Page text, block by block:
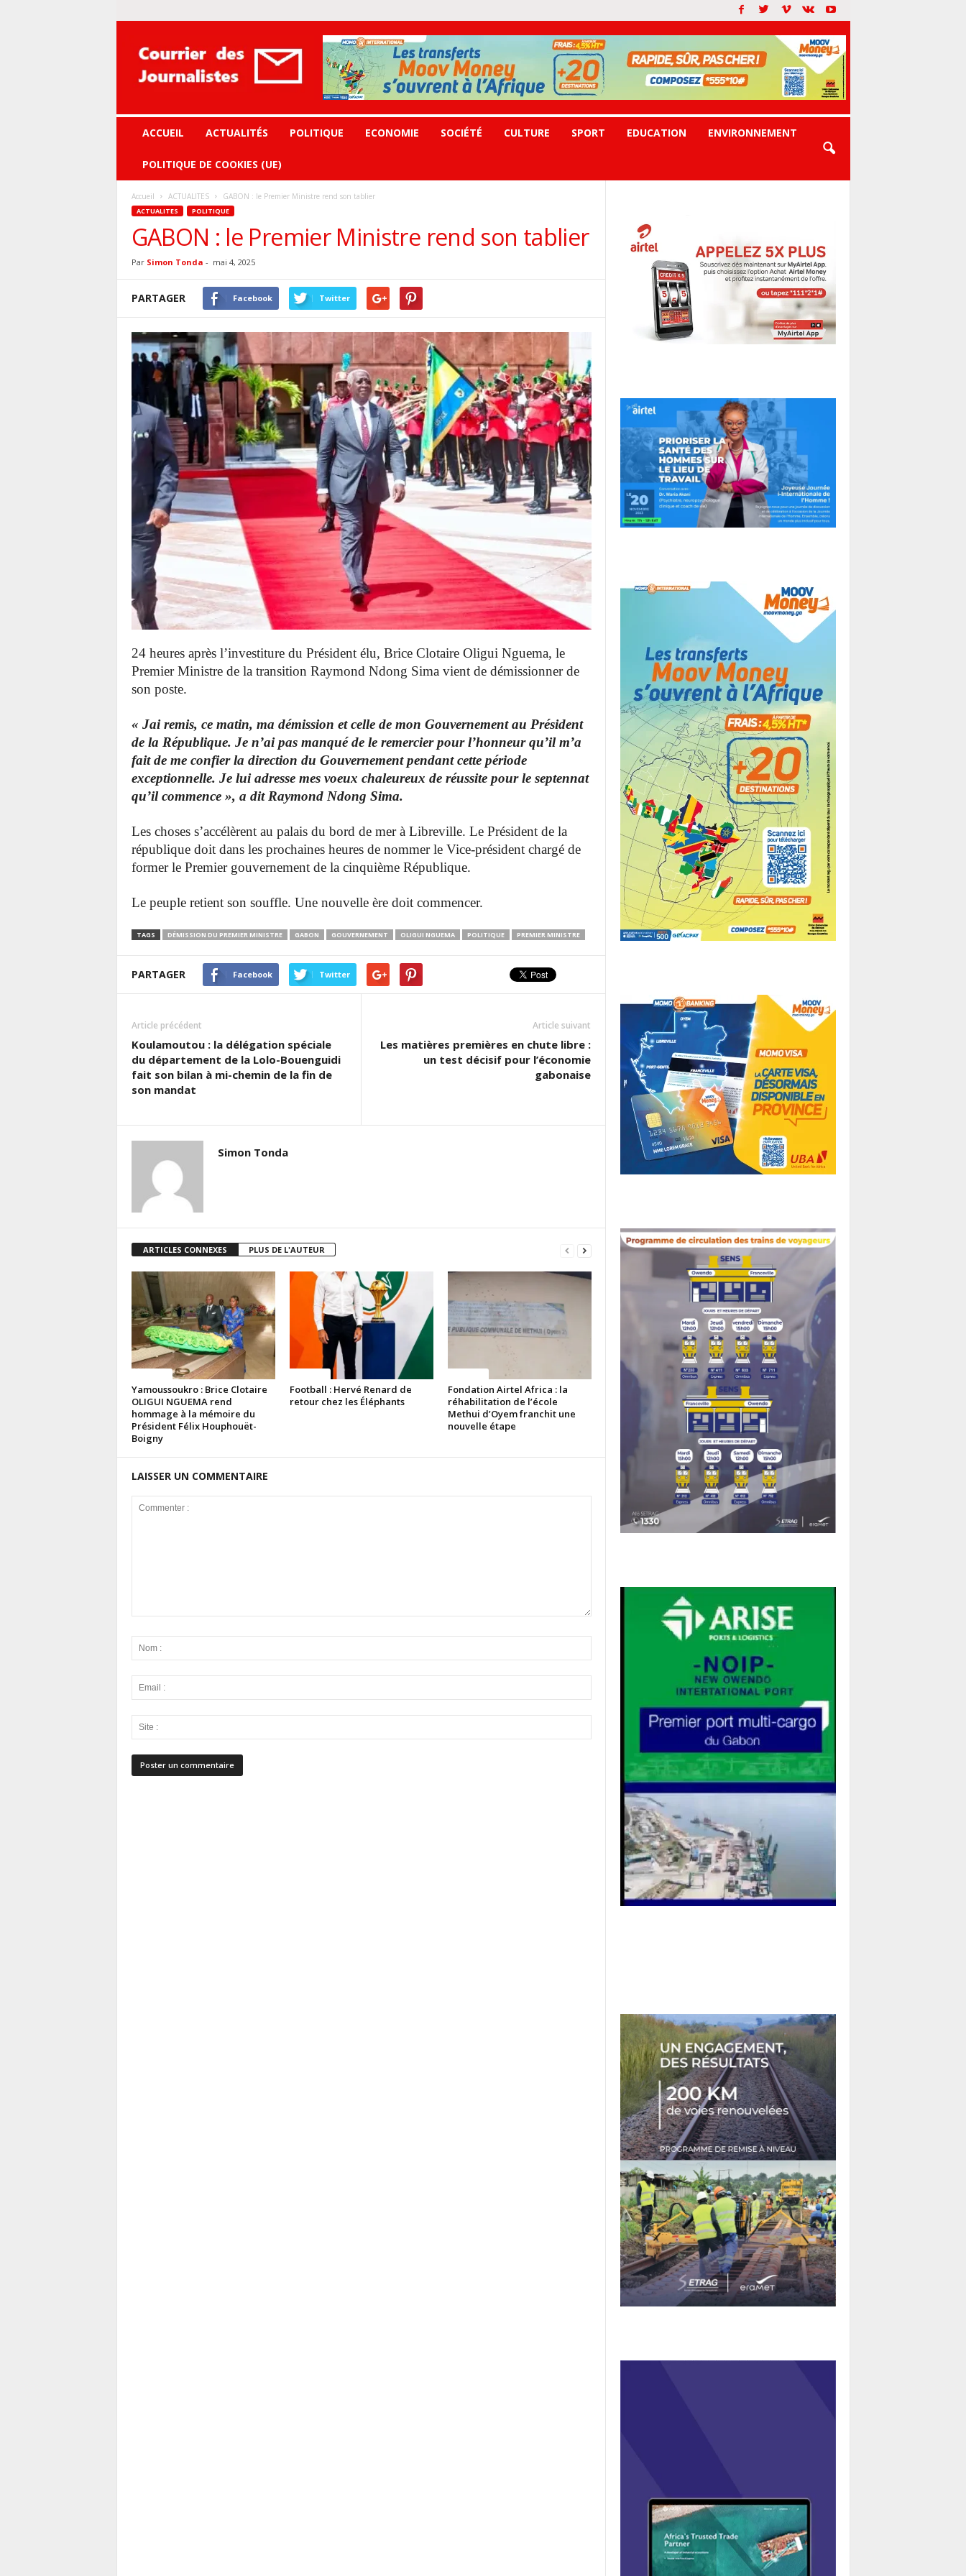
journalistes
ACCUEIL ACTUALITÉS POLITIQUE ECONOMIE SOCIÉTÉ CULTURE SPORT EDUCATION ENVIRONNEMENT
POLITIQUE DE COOKIES (UE)
Accueil ACTUALITES GABON : le Premier Ministre rend son tablier
ACTUALITES POLITIQUE
GABON : le Premier Ministre rend son tablier
Par Simon Tonda - mai 4, 2025
PARTAGER Facebook Twitter
24 heures après l’investiture du Président élu, Brice Clotaire Oligui Nguema, le
Premier Ministre de la transition Raymond Ndong Sima vient de démissionner de
son poste.
« Jai remis, ce matin, ma démission et celle de mon Gouvernement au Président
de la République. Je n’ai pas manqué de le remercier pour l’honneur qu’il m’a
fait de me confier la direction du Gouvernement pendant cette période
exceptionnelle. Je lui adresse mes voeux chaleureux de réussite pour le septennat
qu’il commence », a dit Raymond Ndong Sima.
Les choses s’accélèrent au palais du bord de mer à Libreville. Le Président de la
république doit dans les prochaines heures de nommer le Vice-président chargé de
former le Premier gouvernement de la cinquième République.
Le peuple retient son souffle. Une nouvelle ère doit commencer.
TAGS DÉMISSION DU PREMIER MINISTRE GABON GOUVERNEMENT OLIGUI NGUEMA POLITIQUE PREMIER MINISTRE
PARTAGER Facebook Twitter
Article précédent
Koulamoutou : la délégation spéciale
du département de la Lolo-Bouenguidi
fait son bilan à mi-chemin de la fin de
son mandat
Article suivant
Les matières premières en chute libre :
un test décisif pour l’économie
gabonaise
Simon Tonda
ARTICLES CONNEXES PLUS DE L'AUTEUR
Yamoussoukro : Brice Clotaire
OLIGUI NGUEMA rend
hommage à la mémoire du
Président Félix Houphouët-
Boigny
Football : Hervé Renard de
retour chez les Éléphants
Fondation Airtel Africa : la
réhabilitation de l’école
Methui d’Oyem franchit une
nouvelle étape
LAISSER UN COMMENTAIRE